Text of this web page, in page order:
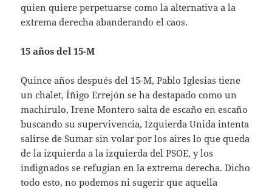
quien quiere perpetuarse como la alternativa a la
extrema derecha abanderando el caos.
15 años del 15-M
Quince años después del 15-M, Pablo Iglesias tiene
un chalet, Íñigo Errejón se ha destapado como un
machirulo, Irene Montero salta de escaño en escaño
buscando su supervivencia, Izquierda Unida intenta
salirse de Sumar sin volar por los aires lo que queda
de la izquierda a la izquierda del PSOE, y los
indignados se refugian en la extrema derecha. Dicho
todo esto, no podemos ni sugerir que aquella